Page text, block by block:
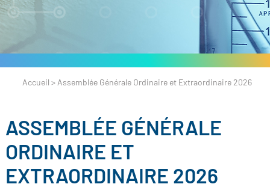
Accueil > Assemblée Générale Ordinaire et Extraordinaire 2026
ASSEMBLÉE GÉNÉRALE
ORDINAIRE ET
EXTRAORDINAIRE 2026